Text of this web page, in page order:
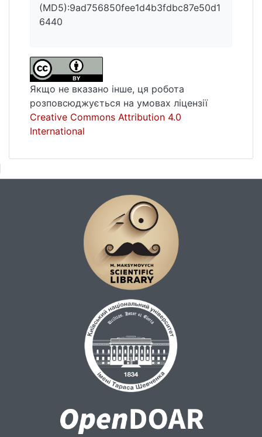
(MD5):9ad756850fee1d4b3fdbc87e50d1
6440
Якщо не вказано інше, ця робота
розповсюджується на умовах ліцензії
Creative Commons Attribution 4.0
International